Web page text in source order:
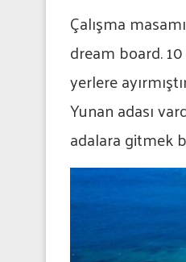
Çalışma
dream board.
yerlere
Yunan adası
adalara gitmek